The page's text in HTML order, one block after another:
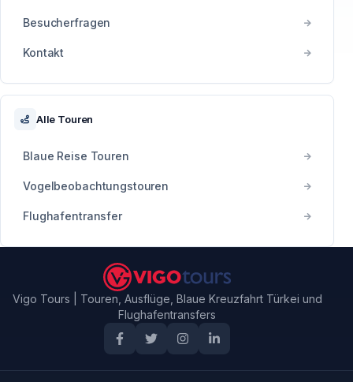
Besucherfragen
Kontakt
Alle Touren
Blaue Reise Touren
Vogelbeobachtungstouren
Flughafentransfer
Vigo Tours | Touren, Ausflüge, Blaue Kreuzfahrt Türkei und
Flughafentransfers